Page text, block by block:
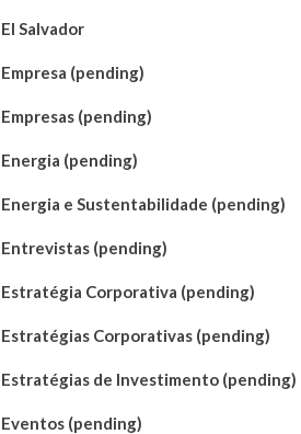
El Salvador
Empresa (pending)
Empresas (pending)
Energia (pending)
Energia e Sustentabilidade (pending)
Entrevistas (pending)
Estratégia Corporativa (pending)
Estratégias Corporativas (pending)
Estratégias de Investimento (pending)
Eventos (pending)